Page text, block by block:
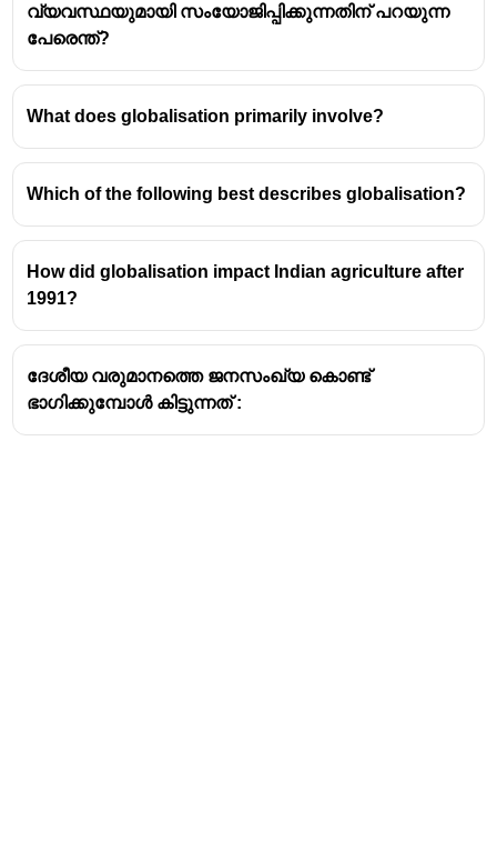
വ്യവസ്ഥയുമായി സംയോജിപ്പിക്കുന്നതിന് പറയുന്ന
പേരെന്ത്?
What does globalisation primarily involve?
Which of the following best describes globalisation?
How did globalisation impact Indian agriculture after
1991?
ദേശീയ വരുമാനത്തെ ജനസംഖ്യ കൊണ്ട്
ഭാഗിക്കുമ്പോൾ കിട്ടുന്നത് :